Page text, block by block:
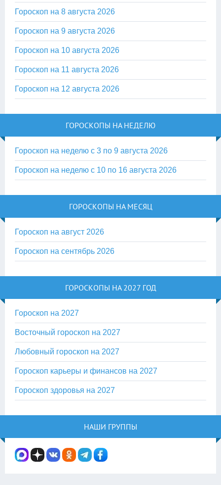
Гороскоп на 8 августа 2026
Гороскоп на 9 августа 2026
Гороскоп на 10 августа 2026
Гороскоп на 11 августа 2026
Гороскоп на 12 августа 2026
ГОРОСКОПЫ НА НЕДЕЛЮ
Гороскоп на неделю с 3 по 9 августа 2026
Гороскоп на неделю с 10 по 16 августа 2026
ГОРОСКОПЫ НА МЕСЯЦ
Гороскоп на август 2026
Гороскоп на сентябрь 2026
ГОРОСКОПЫ НА 2027 ГОД
Гороскоп на 2027
Восточный гороскоп на 2027
Любовный гороскоп на 2027
Гороскоп карьеры и финансов на 2027
Гороскоп здоровья на 2027
НАШИ ГРУППЫ